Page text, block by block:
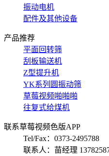
振动电机
配件及其他设备
产品推荐
平面回转筛
刮板输送机
Z型提升机
YK系列圆振动筛
草莓视频啪啪啪
往复式给煤机
联系草莓视频色版APP
Tel/Fax：0373-2495788
联系人：苗经理